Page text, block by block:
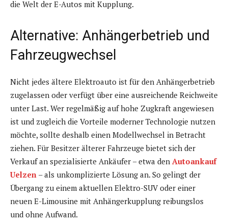
die Welt der E-Autos mit Kupplung.
Alternative: Anhängerbetrieb und
Fahrzeugwechsel
Nicht jedes ältere Elektroauto ist für den Anhängerbetrieb
zugelassen oder verfügt über eine ausreichende Reichweite
unter Last. Wer regelmäßig auf hohe Zugkraft angewiesen
ist und zugleich die Vorteile moderner Technologie nutzen
möchte, sollte deshalb einen Modellwechsel in Betracht
ziehen. Für Besitzer älterer Fahrzeuge bietet sich der
Verkauf an spezialisierte Ankäufer – etwa den Autoankauf
Uelzen – als unkomplizierte Lösung an. So gelingt der
Übergang zu einem aktuellen Elektro-SUV oder einer
neuen E-Limousine mit Anhängerkupplung reibungslos
und ohne Aufwand.